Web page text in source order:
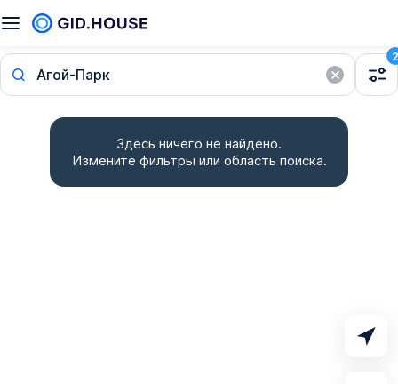
Агой-Парк
2
Здесь ничего не найдено.
Измените фильтры или область поиска.